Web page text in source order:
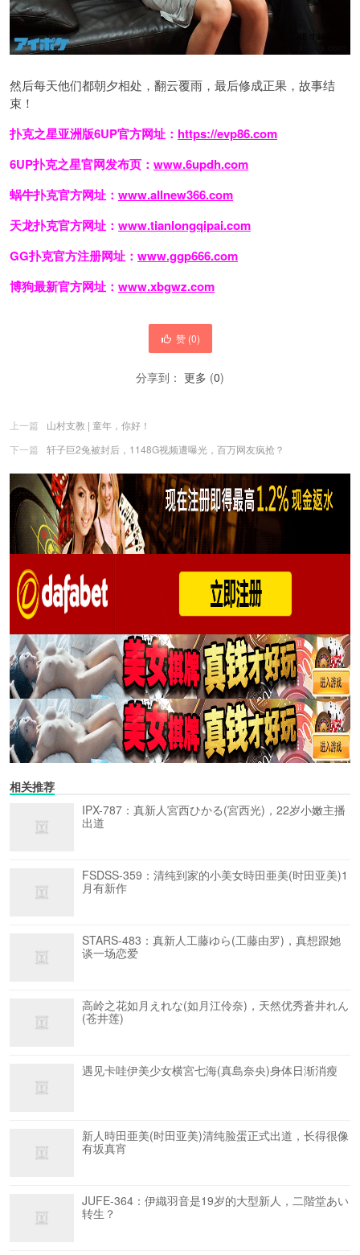
然后每天他们都朝夕相处，翻云覆雨，最后修成正果，故事结
束！
扑克之星亚洲版6UP官方网址： https://evp86.com
6UP扑克之星官网发布页： www.6updh.com
蜗牛扑克官方网址： www.allnew366.com
天龙扑克官方网址： www.tianlongqipai.com
GG扑克官方注册网址： www.ggp666.com
博狗最新官方网址： www.xbgwz.com
赞 (0)
分享到： 更多 (0)
上一篇
山村支教 | 童年，你好！
下一篇
轩子巨2兔被封后，1148G视频遭曝光，百万网友疯抢？
相关推荐
IPX-787：真新人宮西ひかる(宮西光)，22岁小嫩主播
出道
FSDSS-359：清纯到家的小美女時田亜美(时田亚美)1
月有新作
STARS-483：真新人工藤ゆら(工藤由罗)，真想跟她
谈一场恋爱
高岭之花如月えれな(如月江伶奈)，天然优秀蒼井れん
(苍井莲)
遇见卡哇伊美少女横宮七海(真島奈央)身体日渐消瘦
新人時田亜美(时田亚美)清纯脸蛋正式出道，长得很像
有坂真宵
JUFE-364：伊織羽音是19岁的大型新人，二階堂あい
转生？